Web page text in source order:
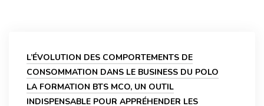
l’article
L’ÉVOLUTION DES COMPORTEMENTS DE
CONSOMMATION DANS LE BUSINESS DU POLO
LA FORMATION BTS MCO, UN OUTIL
INDISPENSABLE POUR APPRÉHENDER LES